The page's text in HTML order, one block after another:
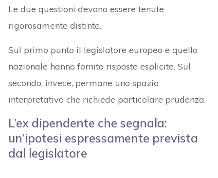
Le due questioni devono essere tenute
rigorosamente distinte.
Sul primo punto il legislatore europeo e quello
nazionale hanno fornito risposte esplicite. Sul
secondo, invece, permane uno spazio
interpretativo che richiede particolare prudenza.
L’ex dipendente che segnala:
un’ipotesi espressamente prevista
dal legislatore